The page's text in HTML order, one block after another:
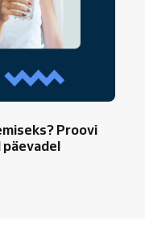
Proovi